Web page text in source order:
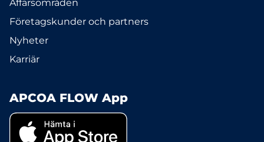
Affärsområden
Företagskunder och partners
Nyheter
Karriär
APCOA FLOW App